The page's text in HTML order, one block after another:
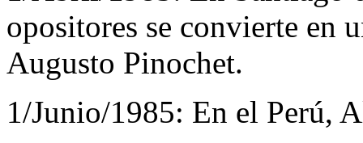
opositores se convierte en
Augusto Pinochet.
1/Junio/1985: En el Perú,